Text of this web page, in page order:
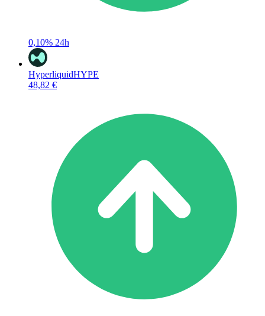
0,10% 24h
HyperliquidHYPE
48,82 €